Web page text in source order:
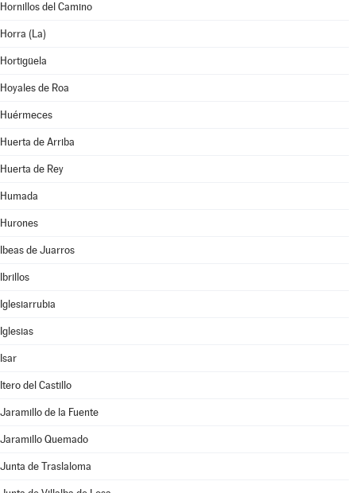
Hornillos del Camino
Horra (La)
Hortigüela
Hoyales de Roa
Huérmeces
Huerta de Arriba
Huerta de Rey
Humada
Hurones
Ibeas de Juarros
Ibrillos
Iglesiarrubia
Iglesias
Isar
Itero del Castillo
Jaramillo de la Fuente
Jaramillo Quemado
Junta de Traslaloma